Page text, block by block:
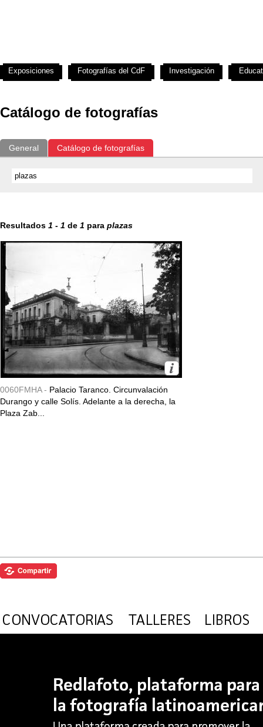
Catálogo de fotografías
General Catálogo de fotografías
Resultados 1 - 1 de 1 para plazas
0060FMHA - Palacio Taranco. Circunvalación
Durango y calle Solís. Adelante a la derecha, la
Plaza Zab...
Exposiciones Fotografías del CdF Investigación